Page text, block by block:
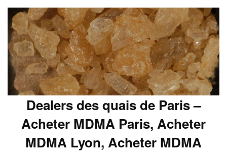
Dealers des quais de Paris –
Acheter MDMA Paris, Acheter
MDMA Lyon, Acheter MDMA